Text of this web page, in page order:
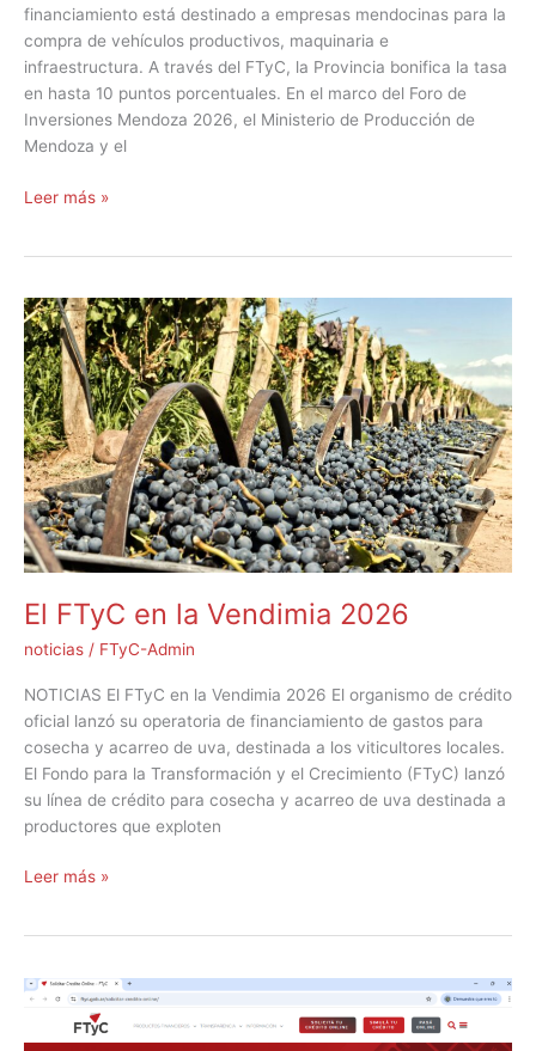
financiamiento está destinado a empresas mendocinas para la
compra de vehículos productivos, maquinaria e
infraestructura. A través del FTyC, la Provincia bonifica la tasa
en hasta 10 puntos porcentuales. En el marco del Foro de
Inversiones Mendoza 2026, el Ministerio de Producción de
Mendoza y el
Leer más »
El FTyC en la Vendimia 2026
noticias / FTyC-Admin
NOTICIAS El FTyC en la Vendimia 2026 El organismo de crédito
oficial lanzó su operatoria de financiamiento de gastos para
cosecha y acarreo de uva, destinada a los viticultores locales.
El Fondo para la Transformación y el Crecimiento (FTyC) lanzó
su línea de crédito para cosecha y acarreo de uva destinada a
productores que exploten
El
FTyC
en
la
Vendimia
2026
Leer más »
Tu
a